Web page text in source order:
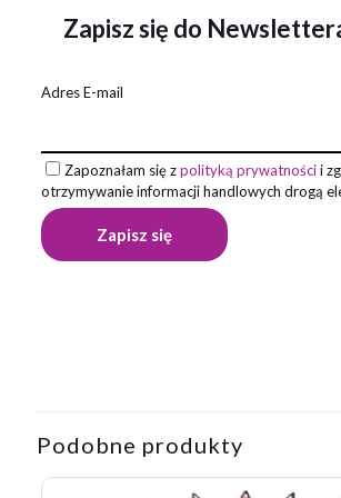
Zapisz się do
Adres E-mail
Zapoznałam się zpolityką prywatnościi
otrzymywanie informacji handlowych drogą
bambusowy BALIS”
Twój adres email nie zostanie opublikowany.
Podobne produkty